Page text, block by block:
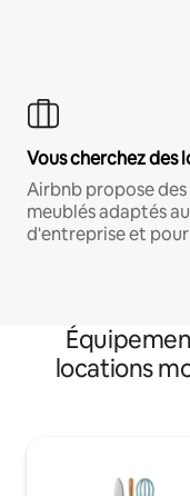
Vous cherchez des
Airbnb propose
meublés adaptés
d'entreprise et
locations